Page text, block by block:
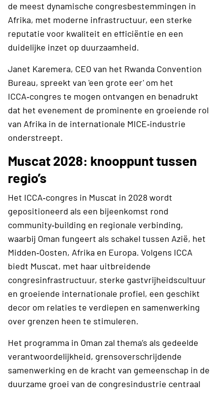
de meest dynamische congresbestemmingen in
Afrika, met moderne infrastructuur, een sterke
reputatie voor kwaliteit en efficiëntie en een
duidelijke inzet op duurzaamheid.
Janet Karemera, CEO van het Rwanda Convention
Bureau, spreekt van 'een grote eer' om het
ICCA‑congres te mogen ontvangen en benadrukt
dat het evenement de prominente en groeiende rol
van Afrika in de internationale MICE‑industrie
onderstreept.
Muscat 2028: knooppunt tussen
regio’s
Het ICCA‑congres in Muscat in 2028 wordt
gepositioneerd als een bijeenkomst rond
community‑building en regionale verbinding,
waarbij Oman fungeert als schakel tussen Azië, het
Midden‑Oosten, Afrika en Europa. Volgens ICCA
biedt Muscat, met haar uitbreidende
congresinfrastructuur, sterke gastvrijheidscultuur
en groeiende internationale profiel, een geschikt
decor om relaties te verdiepen en samenwerking
over grenzen heen te stimuleren.
Het programma in Oman zal thema’s als gedeelde
verantwoordelijkheid, grensoverschrijdende
samenwerking en de kracht van gemeenschap in de
duurzame groei van de congresindustrie centraal